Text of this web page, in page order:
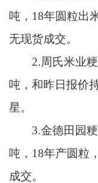
吨，18年圆粒出
无现货成交。
2.周氏米业粳
吨，和昨日报价
星。
3.金德田园粳
吨，18年产圆粒
成交。